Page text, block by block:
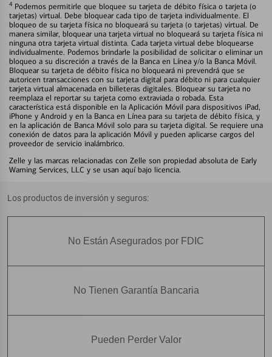
4 Podemos permitirle que bloquee su tarjeta de débito física o tarjeta (o
tarjetas) virtual. Debe bloquear cada tipo de tarjeta individualmente. El
bloqueo de su tarjeta física no bloqueará su tarjeta (o tarjetas) virtual. De
manera similar, bloquear una tarjeta virtual no bloqueará su tarjeta física ni
ninguna otra tarjeta virtual distinta. Cada tarjeta virtual debe bloquearse
individualmente. Podemos brindarle la posibilidad de solicitar o eliminar un
bloqueo a su discreción a través de la Banca en Línea y/o la Banca Móvil.
Bloquear su tarjeta de débito física no bloqueará ni prevendrá que se
autoricen transacciones con su tarjeta digital para débito ni para cualquier
tarjeta virtual almacenada en billeteras digitales. Bloquear su tarjeta no
reemplaza el reportar su tarjeta como extraviada o robada. Esta
característica está disponible en la Aplicación Móvil para dispositivos iPad,
iPhone y Android y en la Banca en Línea para su tarjeta de débito física, y
en la aplicación de Banca Móvil solo para su tarjeta digital. Se requiere una
conexión de datos para la aplicación Móvil y pueden aplicarse cargos del
proveedor de servicio inalámbrico.
Zelle y las marcas relacionadas con Zelle son propiedad absoluta de Early
Warning Services, LLC y se usan aquí bajo licencia.
Los productos de inversión y seguros:
No Están Asegurados por FDIC
No Tienen Garantía Bancaria
Pueden Perder Valor